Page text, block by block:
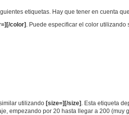
etiquetas. Hay que tener en cuenta
color] . Puede especificar el color utilizando
utilizando [size=][/size] . Esta etiqueta
empezando por 20 hasta llegar a 200 (muy